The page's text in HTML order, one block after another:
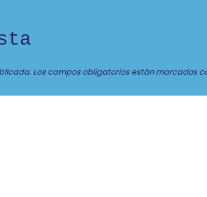
Los campos obligatorios están marcados